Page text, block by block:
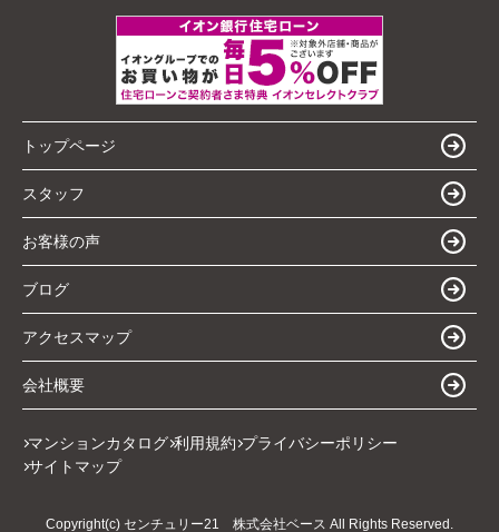
トップページ
スタッフ
お客様の声
ブログ
アクセスマップ
会社概要
マンションカタログ 利用規約 プライバシーポリシー
サイトマップ
Copyright(c) センチュリー21 株式会社ベース All Rights Reserved.